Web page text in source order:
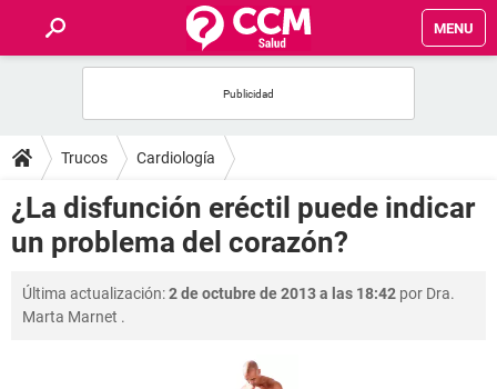
MENU
FOROS
SALUD
FAMILIA
NUTRICIÓN
Trucos Cardiología
¿La disfunción eréctil puede indicar
un problema del corazón?
Última actualización:2 de octubre de 2013 a las 18:42 por Dra.
Marta Marnet .